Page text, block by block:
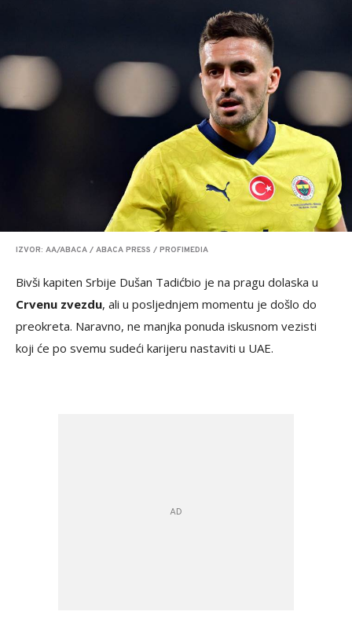
IZVOR: AA/ABACA / ABACA PRESS / PROFIMEDIA
Bivši kapiten Srbije Dušan Tadićbio je na pragu dolaska u
Crvenu zvezdu, ali u posljednjem momentu je došlo do
preokreta. Naravno, ne manjka ponuda iskusnom vezisti
koji će po svemu sudeći karijeru nastaviti u UAE.